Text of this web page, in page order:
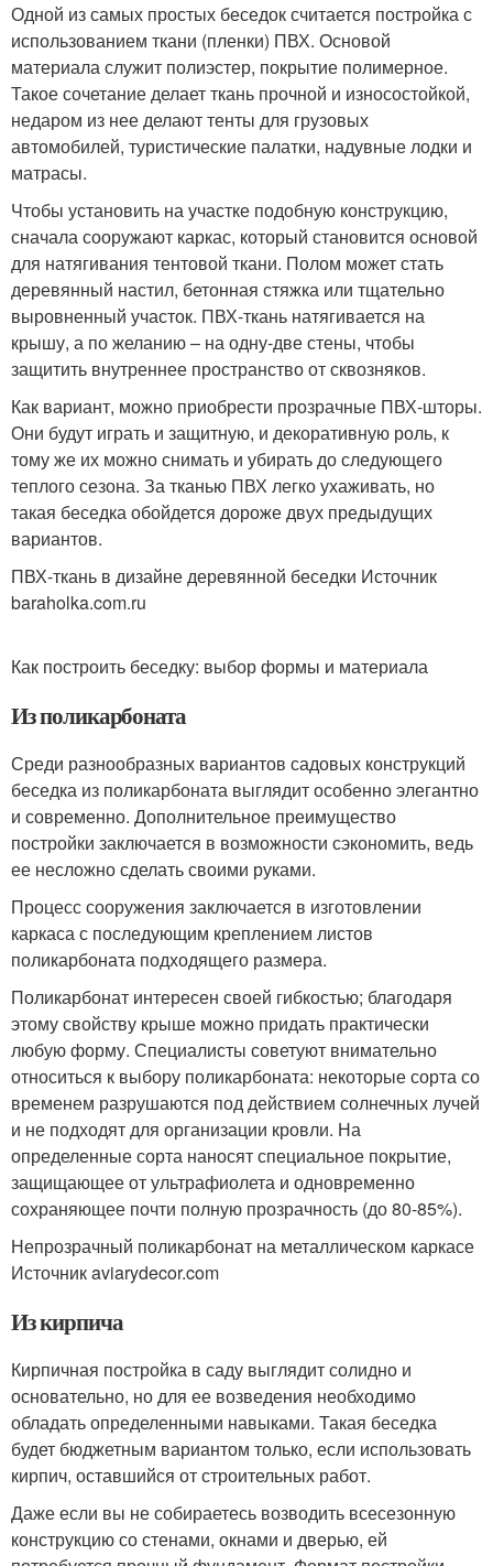
Одной из самых простых беседок считается постройка с
использованием ткани (пленки) ПВХ. Основой
материала служит полиэстер, покрытие полимерное.
Такое сочетание делает ткань прочной и износостойкой,
недаром из нее делают тенты для грузовых
автомобилей, туристические палатки, надувные лодки и
матрасы.
Чтобы установить на участке подобную конструкцию,
сначала сооружают каркас, который становится основой
для натягивания тентовой ткани. Полом может стать
деревянный настил, бетонная стяжка или тщательно
выровненный участок. ПВХ-ткань натягивается на
крышу, а по желанию – на одну-две стены, чтобы
защитить внутреннее пространство от сквозняков.
Как вариант, можно приобрести прозрачные ПВХ-шторы.
Они будут играть и защитную, и декоративную роль, к
тому же их можно снимать и убирать до следующего
теплого сезона. За тканью ПВХ легко ухаживать, но
такая беседка обойдется дороже двух предыдущих
вариантов.
ПВХ-ткань в дизайне деревянной беседки Источник
baraholka.com.ru
Как построить беседку: выбор формы и материала
Из поликарбоната
Среди разнообразных вариантов садовых конструкций
беседка из поликарбоната выглядит особенно элегантно
и современно. Дополнительное преимущество
постройки заключается в возможности сэкономить, ведь
ее несложно сделать своими руками.
Процесс сооружения заключается в изготовлении
каркаса с последующим креплением листов
поликарбоната подходящего размера.
Поликарбонат интересен своей гибкостью; благодаря
этому свойству крыше можно придать практически
любую форму. Специалисты советуют внимательно
относиться к выбору поликарбоната: некоторые сорта со
временем разрушаются под действием солнечных лучей
и не подходят для организации кровли. На
определенные сорта наносят специальное покрытие,
защищающее от ультрафиолета и одновременно
сохраняющее почти полную прозрачность (до 80-85%).
Непрозрачный поликарбонат на металлическом каркасе
Источник aviarydecor.com
Из кирпича
Кирпичная постройка в саду выглядит солидно и
основательно, но для ее возведения необходимо
обладать определенными навыками. Такая беседка
будет бюджетным вариантом только, если использовать
кирпич, оставшийся от строительных работ.
Даже если вы не собираетесь возводить всесезонную
конструкцию со стенами, окнами и дверью, ей